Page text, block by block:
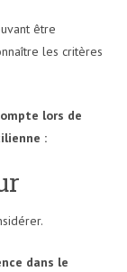
être
les critères
lors de
:
dans le